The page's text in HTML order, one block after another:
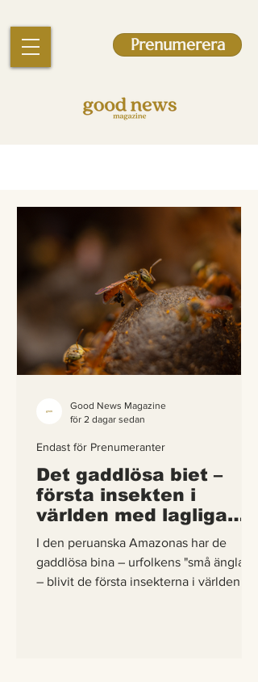
Prenumerera
Det gaddlösa biet –
första insekten i
världen med lagliga
rättigheter
I den peruanska Amazonas har de
gaddlösa bina – urfolkens "små änglar"
– blivit de första insekterna i världen att
Endast för Prenumeranter
Good News Magazine
för 2 dagar sedan